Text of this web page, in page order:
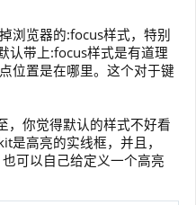
浏览器的:focus样式，特别
认带上:focus样式是有道理
位置是在哪里。这个对于键
，你觉得默认的样式不好看
是高亮的实线框，并且，
可以自己给定义一个高亮